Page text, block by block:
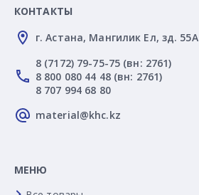
КОНТАКТЫ
г. Астана, Мангилик Ел, зд. 55А
8 (7172) 79-75-75 (вн: 2761)
8 800 080 44 48 (вн: 2761)
8 707 994 68 80
material@khc.kz
МЕНЮ